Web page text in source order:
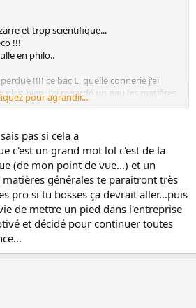
et trop scientifique...
!!!
en philo..
!!!! ce bac L, quelle connerie j'ai
plait bien, j'ai regardé un peu les matières,
de l'informatique aussi non ? j'adore
pour agrandir...
pas si cela a
c'est un grand mot lol c'est de la
(de mon point de vue...) et un
générales te paraitront très
pro si tu bosses ça devrait aller...puis
de mettre un pied dans l'entreprise
et décidé pour continuer toutes